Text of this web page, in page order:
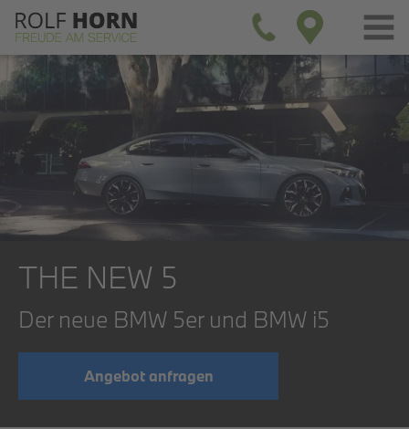
THE NEW 5
Der neue BMW 5er und BMW i5
Angebot anfragen